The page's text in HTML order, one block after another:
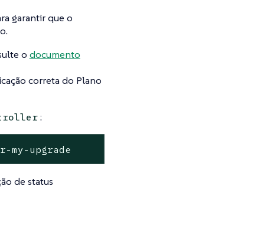
garantir que o
o documento
correta do Plano
:
upgrade
de status